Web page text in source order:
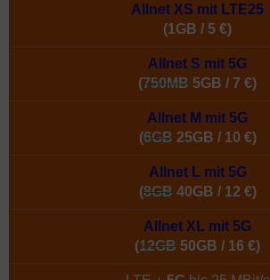
Allnet XS mit LTE25
(1GB / 5 €)
Allnet S mit 5G
(750MB 5GB / 7 €)
Allnet M mit 5G
(6GB 25GB / 10 €)
Allnet L mit 5G
(8GB 40GB / 12 €)
Allnet XL mit 5G
(12GB 50GB / 16 €)